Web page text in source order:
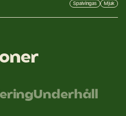
Spalvingas Mjuk
Underhåll